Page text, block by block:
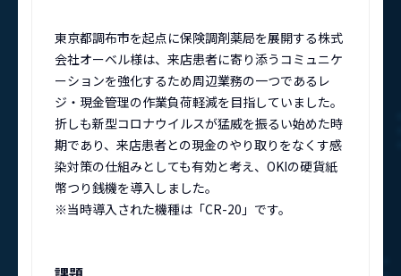
東京都調布市を起点に保険調剤薬局を展開する株式
会社オーベル様は、来店患者に寄り添うコミュニケ
ーションを強化するため周辺業務の一つであるレ
ジ・現金管理の作業負荷軽減を目指していました。
折しも新型コロナウイルスが猛威を振るい始めた時
期であり、来店患者との現金のやり取りをなくす感
染対策の仕組みとしても有効と考え、OKIの硬貨紙
幣つり銭機を導入しました。
※当時導入された機種は「CR-20」です。